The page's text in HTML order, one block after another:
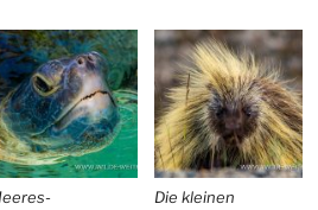
Die kleinen